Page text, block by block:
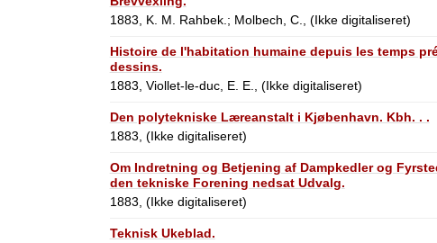
1883, K. M. Rahbek.; Molbech, C., (Ikke digitaliseret)
Histoire de l'habitation humaine depuis les temps
dessins.
1883, Viollet-le-duc, E. E., (Ikke digitaliseret)
Den polytekniske Læreanstalt i Kjøbenhavn. Kbh. . .
1883, (Ikke digitaliseret)
Om Indretning og Betjening af Dampkedler og
den tekniske Forening nedsat Udvalg.
1883, (Ikke digitaliseret)
Teknisk Ukeblad.